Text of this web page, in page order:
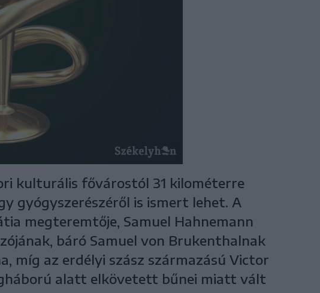
kulturális fővárostól 31 kilométerre
gyógyszerészéről is ismert lehet. A
megteremtője, Samuel Hahnemann
báró Samuel von Brukenthalnak
míg az erdélyi szász származású Victor
alatt elkövetett bűnei miatt vált